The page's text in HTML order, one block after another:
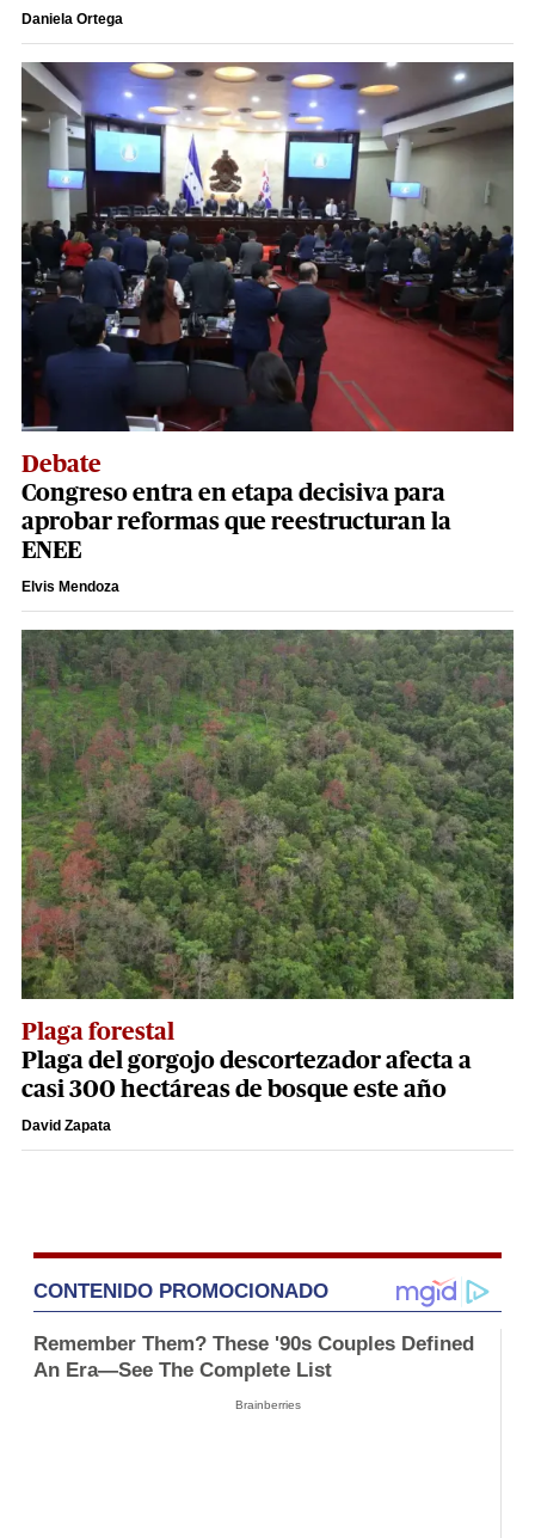
Daniela Ortega
Debate
Congreso entra en etapa decisiva para
aprobar reformas que reestructuran la
ENEE
Elvis Mendoza
Plaga forestal
Plaga del gorgojo descortezador afecta a
casi 300 hectáreas de bosque este año
David Zapata
CONTENIDO PROMOCIONADO
Remember Them? These '90s Couples Defined
An Era—See The Complete List
Brainberries